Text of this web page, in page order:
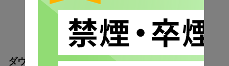
ダウンロードコンテンツ